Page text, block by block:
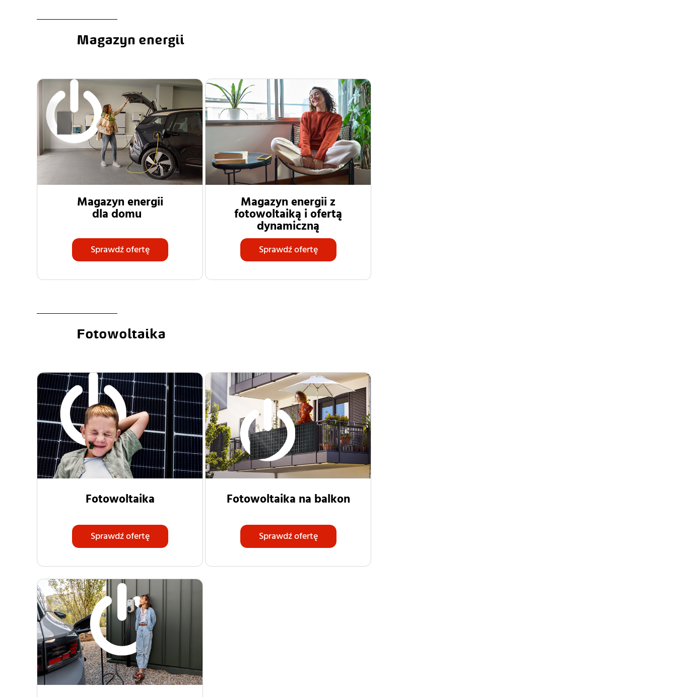
Magazyn energii
Magazyn energii
dla domu
Sprawdź ofertę
Magazyn energii z
fotowoltaiką i ofertą
dynamiczną
Sprawdź ofertę
Fotowoltaika
Fotowoltaika
Sprawdź ofertę
Fotowoltaika na balkon
Sprawdź ofertę